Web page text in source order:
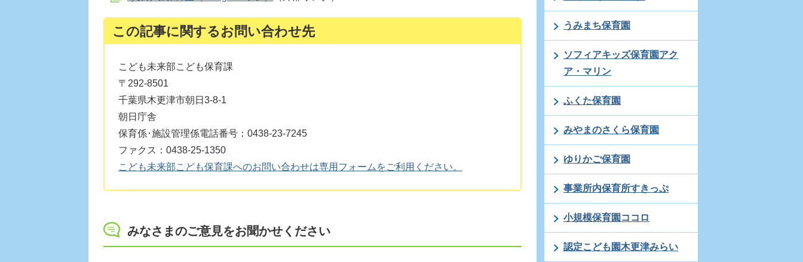
この記事に関するお問い合わせ先
こども未来部こども保育課
〒292-8501
千葉県木更津市朝日3-8-1
朝日庁舎
保育係･施設管理係電話番号：0438-23-7245
ファクス：0438-25-1350
こども未来部こども保育課へのお問い合わせは専用フォームをご利用ください。
みなさまのご意見をお聞かせください
うみまち保育園
ソフィアキッズ保育園アク
ア・マリン
ふくた保育園
みやまのさくら保育園
ゆりかご保育園
事業所内保育所すきっぷ
小規模保育園ココロ
認定こども園木更津みらい